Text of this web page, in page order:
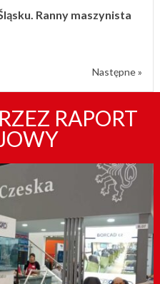
Ranny maszynista
Następne »
RAPORT